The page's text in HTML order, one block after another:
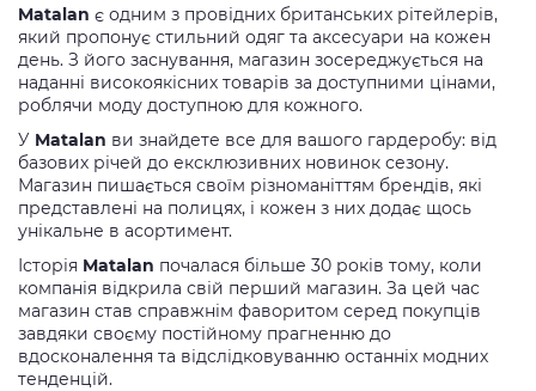
Matalan є одним з провідних британських рітейлерів,
який пропонує стильний одяг та аксесуари на кожен
день. З його заснування, магазин зосереджується на
наданні високоякісних товарів за доступними цінами,
роблячи моду доступною для кожного.
У Matalan ви знайдете все для вашого гардеробу: від
базових річей до ексклюзивних новинок сезону.
Магазин пишається своїм різноманіттям брендів, які
представлені на полицях, і кожен з них додає щось
унікальне в асортимент.
Історія Matalan почалася більше 30 років тому, коли
компанія відкрила свій перший магазин. За цей час
магазин став справжнім фаворитом серед покупців
завдяки своєму постійному прагненню до
вдосконалення та відслідковуванню останніх модних
тенденцій.